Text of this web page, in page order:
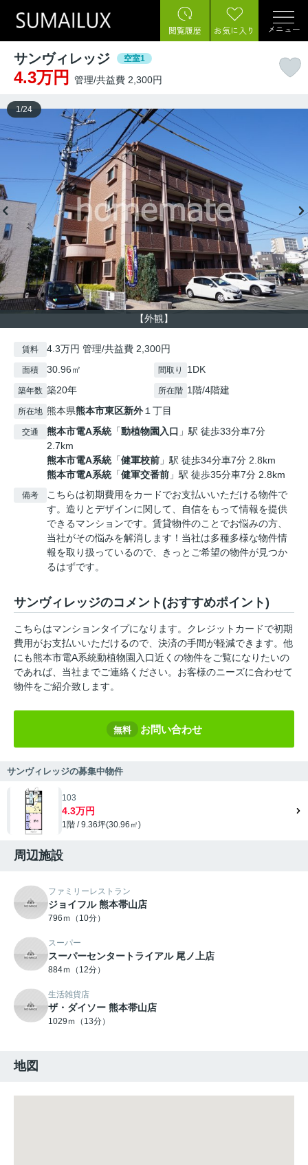
閲覧履歴 お気に入り メニュー
サンヴィレッジ 空室1
4.3万円 管理/共益費 2,300円
【外観】
1 /24
賃料 4.3万円 管理/共益費 2,300円
面積 30.96㎡ 間取り 1DK
築年数 築20年 所在階 1階/4階建
所在地 熊本県熊本市東区新外１丁目
交通 熊本市電A系統「動植物園入口 」駅 徒歩33分車7分
2.7km
熊本市電A系統「健軍校前 」駅 徒歩34分車7分 2.8km
熊本市電A系統「健軍交番前 」駅 徒歩35分車7分 2.8km
備考
こちらは初期費用をカードでお支払いいただける物件で
す。造りとデザインに関して、自信をもって情報を提供
できるマンションです。賃貸物件のことでお悩みの方、
当社がその悩みを解消します！当社は多種多様な物件情
報を取り扱っているので、きっとご希望の物件が見つか
るはずです。
サンヴィレッジのコメント(おすすめポイント)
こちらはマンションタイプになります。クレジットカードで初期
費用がお支払いいただけるので、決済の手間が軽減できます。他
にも熊本市電A系統動植物園入口近くの物件をご覧になりたいの
であれば、当社までご連絡ください。お客様のニーズに合わせて
物件をご紹介致します。
無料 お問い合わせ
サンヴィレッジの募集中物件
103
4.3万円
1階 / 9.36坪(30.96㎡)
周辺施設
ファミリーレストラン
ジョイフル 熊本帯山店
796ｍ（10分）
スーパー
スーパーセンタートライアル 尾ノ上店
884ｍ（12分）
生活雑貨店
ザ・ダイソー 熊本帯山店
1029ｍ（13分）
地図